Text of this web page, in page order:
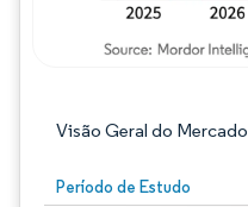
Visão Geral do Mercado
Período de Estudo